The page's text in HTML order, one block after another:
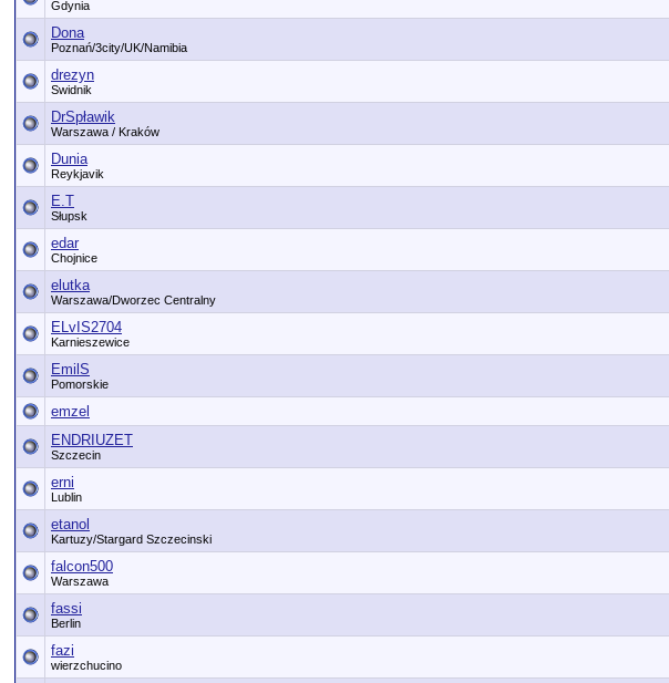
Gdynia
Dona
Poznań/3city/UK/Namibia
drezyn
Swidnik
DrSpławik
Warszawa / Kraków
Dunia
Reykjavik
E.T
Słupsk
edar
Chojnice
elutka
Warszawa/Dworzec Centralny
ELvIS2704
Karnieszewice
EmilS
Pomorskie
emzel
ENDRIUZET
Szczecin
erni
Lublin
etanol
Kartuzy/Stargard Szczecinski
falcon500
Warszawa
fassi
Berlin
fazi
wierzchucino